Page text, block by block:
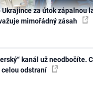
za útok zápalnou
mimořádný zásah
kanál už neodbočíte.
celou odstraní